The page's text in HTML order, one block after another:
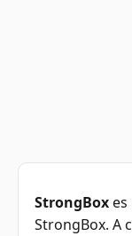
StrongBox
StrongBox. A